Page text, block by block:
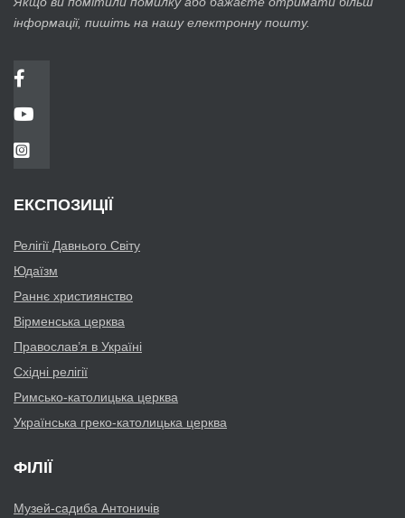
інформації, пишіть на нашу електронну пошту.
ЕКСПОЗИЦІЇ
Релігії Давнього Світу
Юдаїзм
Раннє християнство
Вірменська церква
Православ’я в Україні
Східні релігії
Римсько-католицька церква
Українська греко-католицька церква
ФІЛІЇ
Музей-садиба Антоничів